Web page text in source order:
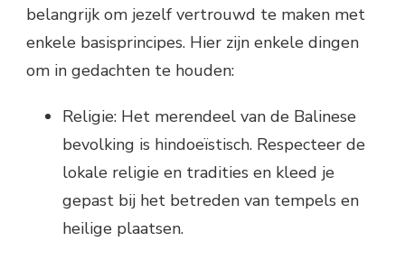
belangrijk om jezelf vertrouwd te maken met
enkele basisprincipes. Hier zijn enkele dingen
om in gedachten te houden:
Religie: Het merendeel van de Balinese
bevolking is hindoeïstisch. Respecteer de
lokale religie en tradities en kleed je
gepast bij het betreden van tempels en
heilige plaatsen.